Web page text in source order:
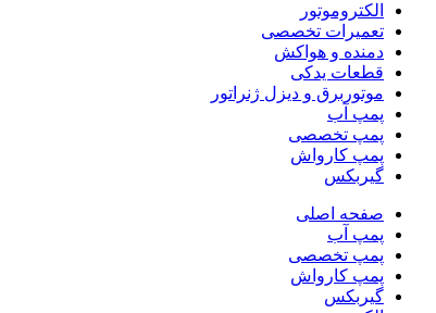
الکتروموتور
تعمیرات تخصصی
دمنده و هواکش
قطعات یدکی
موتوربرق و دیزل ژنراتور
پمپ آب
پمپ تخصصی
پمپ کارواش
گیربکس
صفحه اصلی
پمپ آب
پمپ تخصصی
پمپ کارواش
گیربکس